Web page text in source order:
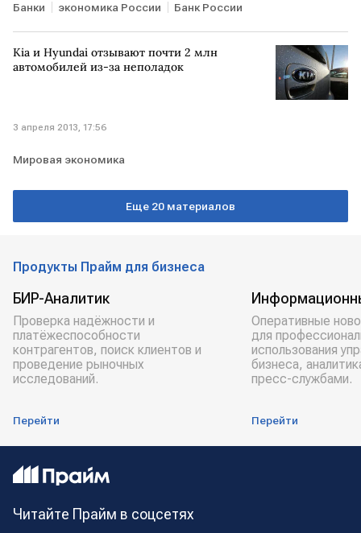
Банки экономика России Банк России
Kia и Hyundai отзывают почти 2 млн
автомобилей из-за неполадок
3 апреля 2013, 17:56
Мировая экономика
Еще 20 материалов
Продукты Прайм для бизнеса
БИР-Аналитик
Проверка надёжности и
платёжеспособности
контрагентов, поиск клиентов и
проведение рыночных
исследований.
Перейти
Оперативные
для
использования
бизнеса,
пресс-службами.
Перейти
Читайте Прайм в соцсетях